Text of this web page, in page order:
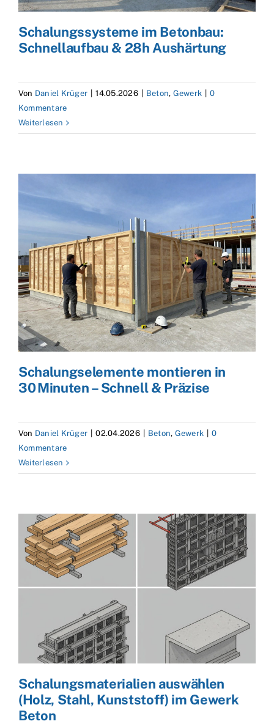
Schalungssysteme im Betonbau:
Schnellaufbau & 28h Aushärtung
Von Daniel Krüger 14.05.2026 Beton, Gewerk
0
Kommentare
Weiterlesen
Schalungselemente montieren in
30 Minuten – Schnell & Präzise
Von Daniel Krüger 02.04.2026 Beton, Gewerk
0
Kommentare
Weiterlesen
Schalungsmaterialien auswählen
(Holz, Stahl, Kunststoff) im Gewerk
Beton